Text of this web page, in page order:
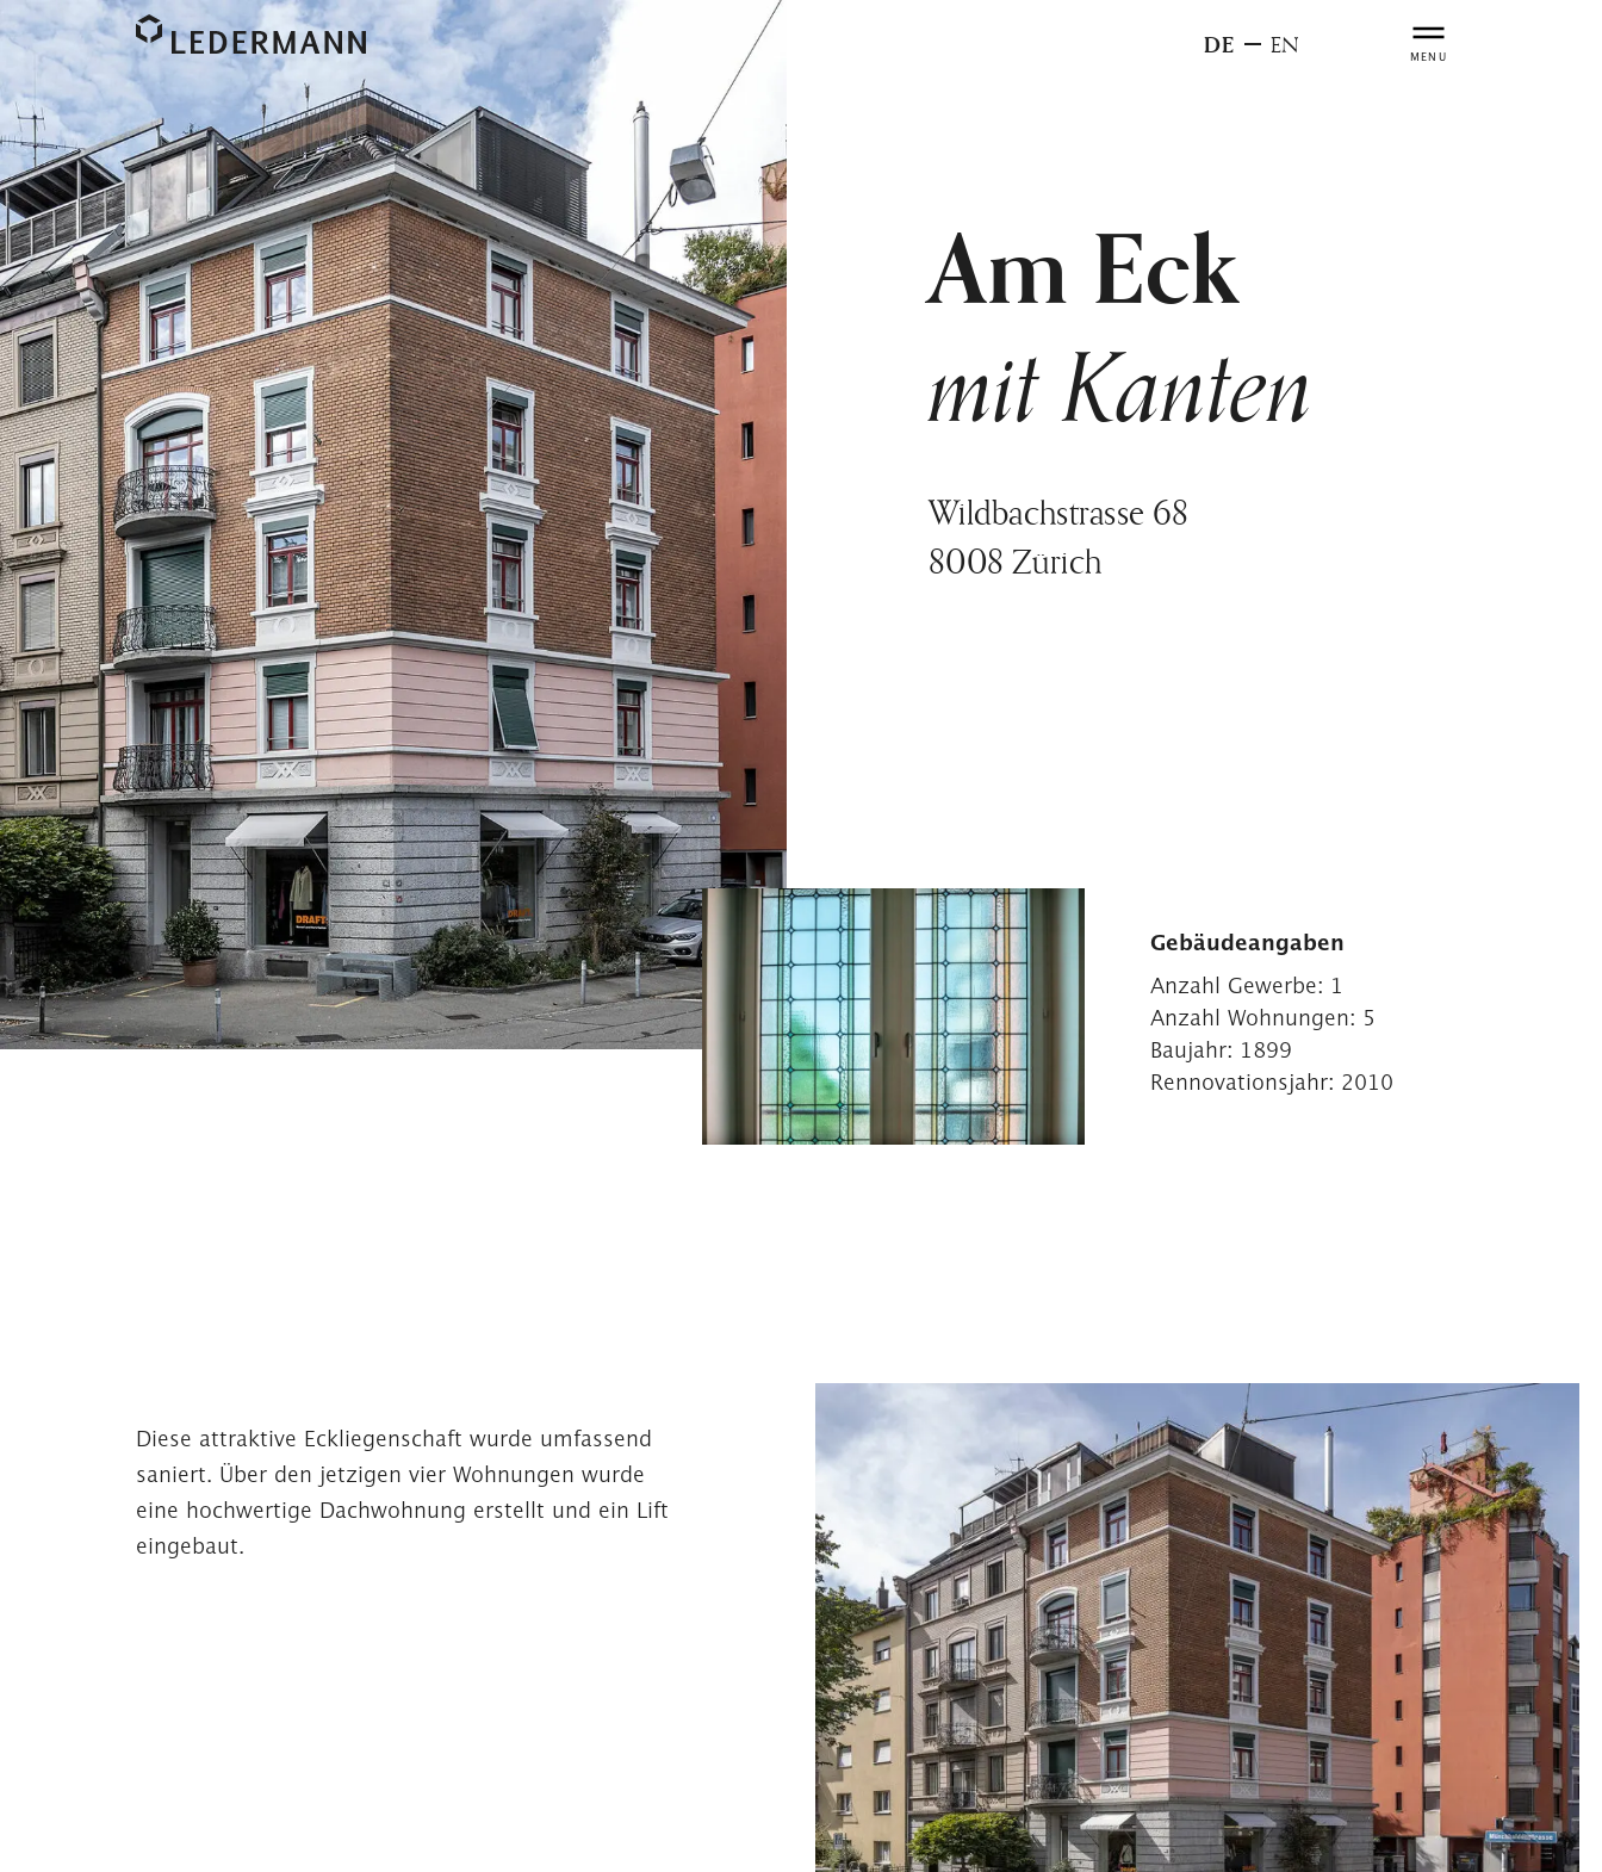
DE EN MENU
Am Eck
mit Kanten
Wildbachstrasse 68
8008 Zürich
Gebäudeangaben
Anzahl Gewerbe: 1
Anzahl Wohnungen: 5
Baujahr: 1899
Rennovationsjahr: 2010
Diese attraktive Eckliegenschaft wurde umfassend
saniert. Über den jetzigen vier Wohnungen wurde
eine hochwertige Dachwohnung erstellt und ein Lift
eingebaut.